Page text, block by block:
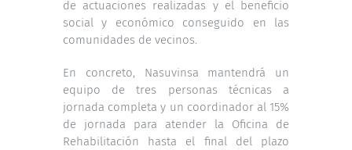
de actuaciones realizadas y el beneficio
social y económico conseguido en las
comunidades de vecinos.
En concreto, Nasuvinsa mantendrá un
equipo de tres personas técnicas a
jornada completa y un coordinador al 15%
de jornada para atender la Oficina de
Rehabilitación hasta el final del plazo